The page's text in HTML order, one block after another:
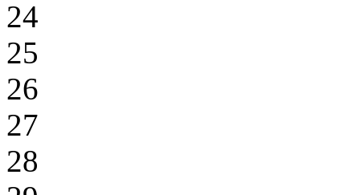
24
25
26
27
28